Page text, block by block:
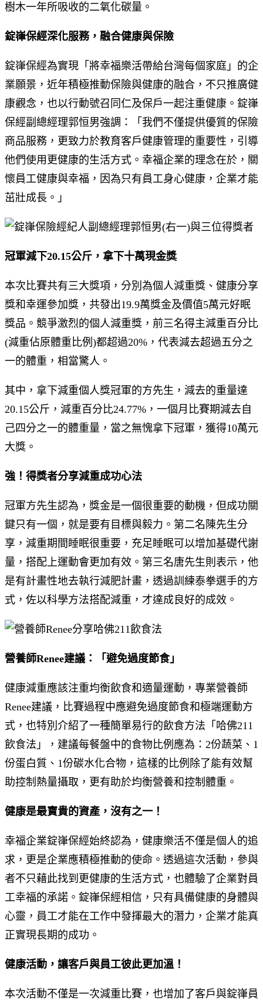
樹木一年所吸收的二氧化碳量。
錠嵂保經深化服務，融合健康與保險
錠嵂保經為實現「將幸福樂活帶給台灣每個家庭」的企
業願景，近年積極推動保險與健康的融合，不只推廣健
康觀念，也以行動號召同仁及保戶一起注重健康。錠嵂
保經副總經理郭恒男強調：「我們不僅提供優質的保險
商品服務，更致力於教育客戶健康管理的重要性，引導
他們使用更健康的生活方式。幸福企業的理念在於，關
懷員工健康與幸福，因為只有員工身心健康，企業才能
茁壯成長。」
冠軍減下20.15公斤，拿下十萬現金獎
本次比賽共有三大獎項，分別為個人減重獎、健康分享
獎和幸運參加獎，共發出19.9萬獎金及價值5萬元好眠
獎品。競爭激烈的個人減重獎，前三名得主減重百分比
(減重佔原體重比例)都超過20%，代表減去超過五分之
一的體重，相當驚人。
其中，拿下減重個人獎冠軍的方先生，減去的重量達
20.15公斤，減重百分比24.77%，一個月比賽期減去自
己四分之一的體重量，當之無愧拿下冠軍，獲得10萬元
大獎。
強！得獎者分享減重成功心法
冠軍方先生認為，獎金是一個很重要的動機，但成功關
鍵只有一個，就是要有目標與毅力。第二名陳先生分
享，減重期間睡眠很重要，充足睡眠可以增加基礎代謝
量，搭配上運動會更加有效。第三名唐先生則表示，他
是有計畫性地去執行減肥計畫，透過訓練泰拳選手的方
式，佐以科學方法搭配減重，才達成良好的成效。
營養師Renee建議：「避免過度節食」
健康減重應該注重均衡飲食和適量運動，專業營養師
Renee建議，比賽過程中應避免過度節食和極端運動方
式，也特別介紹了一種簡單易行的飲食方法「哈佛211
飲食法」，建議每餐盤中的食物比例應為：2份蔬菜、1
份蛋白質、1份碳水化合物，這樣的比例除了能有效幫
助控制熱量攝取，更有助於均衡營養和控制體重。
健康是最寶貴的資產，沒有之一！
幸福企業錠嵂保經始終認為，健康樂活不僅是個人的追
求，更是企業應積極推動的使命。透過這次活動，參與
者不只藉此找到更健康的生活方式，也體驗了企業對員
工幸福的承諾。錠嵂保經相信，只有具備健康的身體與
心靈，員工才能在工作中發揮最大的潛力，企業才能真
正實現長期的成功。
健康活動，讓客戶與員工彼此更加溫！
本次活動不僅是一次減重比賽，也增加了客戶與錠嵂員